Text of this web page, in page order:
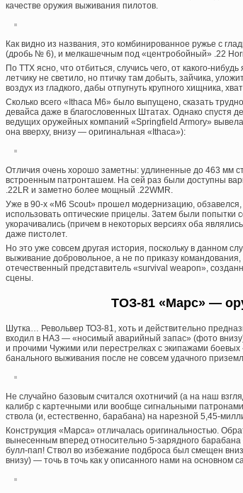
качестве оружия выживания пилотов.
Как видно из названия, это комбинированное ружье с
(дробь № 6), и мелкашечным под «центробойный» .22
По ТТХ ясно, что отбиться, случись чего, от какого-
летчику не светило, но птичку там добыть, зайчика,
воздух из гладкого, дабы отпугнуть крупного хищника,
Сколько всего «Ithaca M6» было выпущено, сказать
девайса даже в благословенных Штатах. Однако спустя
ведущих оружейных компаний «Springfield Armory»
она вверху, внизу — оригинальная «Ithaca»):
Отличия очень хорошо заметны: удлиненные до 463 мм
встроенным патронташем. На сей раз были доступны
.22LR и заметно более мощный .22WMR.
Уже в 90-х «M6 Scout» прошел модернизацию,
использовать оптические прицелы. Затем были попытки
укорачивались (причем в некоторых версиях оба
даже пистолет.
Но это уже совсем другая история, поскольку в данном
выживание добровольное, а не по приказу
отечественный представитель «survival weapon»,
сцены.
ТОЗ-81 «Марс» —
Шутка… Револьвер ТОЗ-81, хоть и действительно
входил в НАЗ — «носимый аварийный запас» (фото
и прочими Чужими или перестрелках с экипажами
банального выживания после не совсем удачного
Не случайно базовым считался охотничий (а на наш
калибр с картечными или вообще сигнальными
ствола (и, естественно, барабана) на нарезной 5,45-
Конструкция «Марса» отличалась оригинальностью.
вынесенным вперед относительно 5-зарядного
булл-пап! Ствол во избежание подброса был смещен
внизу) — точь в точь как у описанного нами на основном